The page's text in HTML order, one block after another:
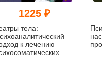
1225 ₽
тела:
к лечению